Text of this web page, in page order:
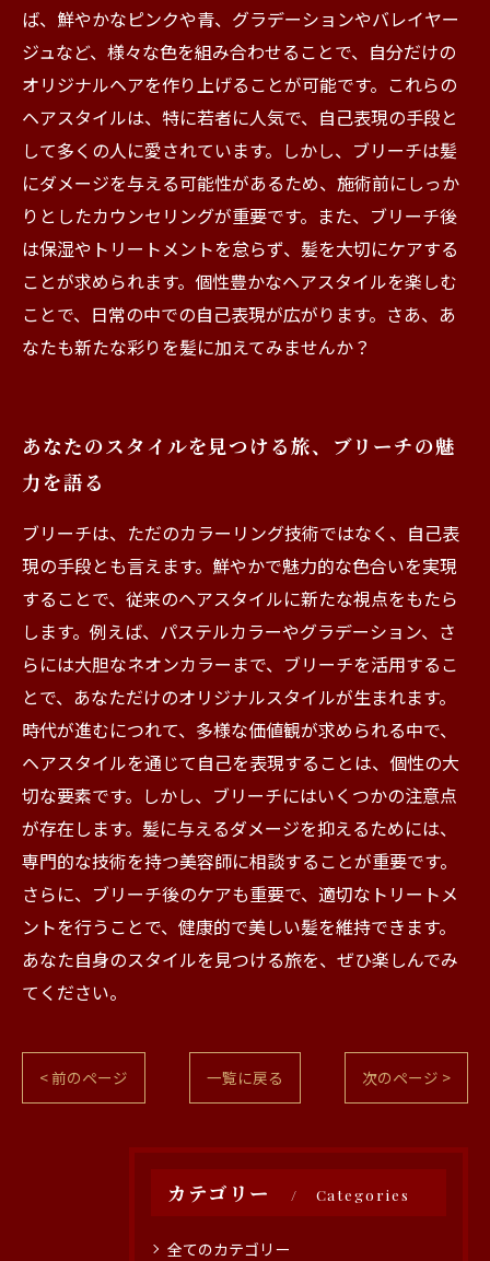
ば、鮮やかなピンクや青、グラデーションやバレイヤー
ジュなど、様々な色を組み合わせることで、自分だけの
オリジナルヘアを作り上げることが可能です。これらの
ヘアスタイルは、特に若者に人気で、自己表現の手段と
して多くの人に愛されています。しかし、ブリーチは髪
にダメージを与える可能性があるため、施術前にしっか
りとしたカウンセリングが重要です。また、ブリーチ後
は保湿やトリートメントを怠らず、髪を大切にケアする
ことが求められます。個性豊かなヘアスタイルを楽しむ
ことで、日常の中での自己表現が広がります。さあ、あ
なたも新たな彩りを髪に加えてみませんか？
あなたのスタイルを見つける旅、ブリーチの魅
力を語る
ブリーチは、ただのカラーリング技術ではなく、自己表
現の手段とも言えます。鮮やかで魅力的な色合いを実現
することで、従来のヘアスタイルに新たな視点をもたら
します。例えば、パステルカラーやグラデーション、さ
らには大胆なネオンカラーまで、ブリーチを活用するこ
とで、あなただけのオリジナルスタイルが生まれます。
時代が進むにつれて、多様な価値観が求められる中で、
ヘアスタイルを通じて自己を表現することは、個性の大
切な要素です。しかし、ブリーチにはいくつかの注意点
が存在します。髪に与えるダメージを抑えるためには、
専門的な技術を持つ美容師に相談することが重要です。
さらに、ブリーチ後のケアも重要で、適切なトリートメ
ントを行うことで、健康的で美しい髪を維持できます。
あなた自身のスタイルを見つける旅を、ぜひ楽しんでみ
てください。
< 前のページ 一覧に戻る 次のページ >
カテゴリー Categories
全てのカテゴリー